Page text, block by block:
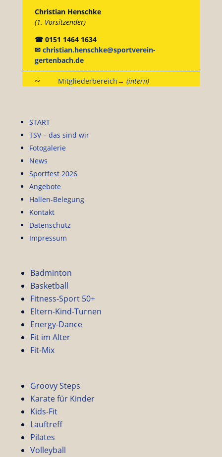
Christian Henschke
(1. Vorsitzender)
☎ 0151 1464 1634
✉ christian.henschke@sportverein-
gertenbach.de
~ Mitgliederbereich→ (intern)
START
TSV – das sind wir
Fotogalerie
News
Sportfest 2026
Angebote
Hallen-Belegung
Kontakt
Datenschutz
Impressum
Badminton
Basketball
Fitness-Sport 50+
Eltern-Kind-Turnen
Energy-Dance
Fit im Alter
Fit-Mix
Groovy Steps
Karate für Kinder
Kids-Fit
Lauftreff
Pilates
Volleyball